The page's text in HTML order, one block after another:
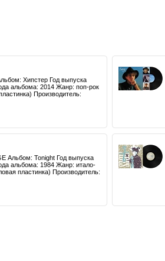
Хипстер Год выпуска
альбома: 2014 Жанр: поп-рок
Производитель:
Альбом: Tonight Год выпуска
альбома: 1984 Жанр: итало-
пластинка) Производитель: